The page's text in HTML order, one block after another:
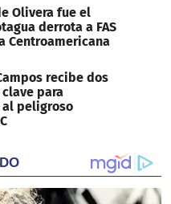
Olivera fue el
derrota a FAS
Centroamericana
recibe dos
para
peligroso